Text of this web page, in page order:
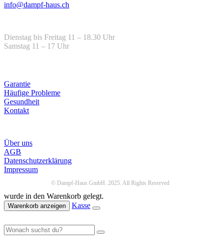
info@dampf-haus.ch
Dienstag bis Freitag 11 – 18.30 Uhr
Samstag 11 – 17 Uhr
Garantie
Häufige Probleme
Gesundheit
Kontakt
Über uns
AGB
Datenschutzerklärung
Impressum
© Dampf-Haus GmbH. 2025. All Rights Reserved
wurde in den Warenkorb gelegt.
Warenkorb anzeigen Kasse